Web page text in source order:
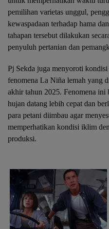
pemilihan varietas unggul,
kewaspadaan terhadap hama
tahapan tersebut dilakukan
penyuluh pertanian dan
Pj Sekda juga menyoroti
fenomena La Niña lemah yang
akhir tahun 2025. Fenomena ini
hujan datang lebih cepat dan
para petani diimbau agar
memperhatikan kondisi iklim
produksi.